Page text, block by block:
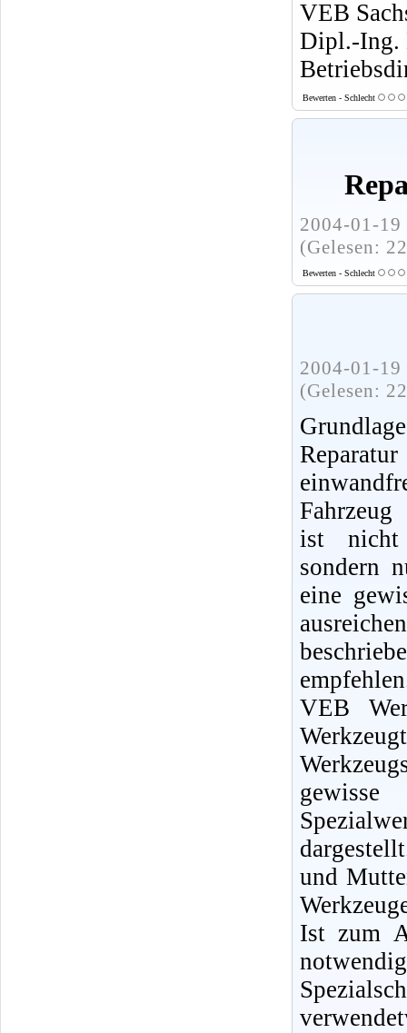
VEB
Dipl.-Ing.
Bewerten - Schlecht
2004-01-
(Gelesen:
Bewerten - Schlecht
2004-01-
(Gelesen:
ist nicht
sondern
eine
VEB
gewisse
und
Ist zum